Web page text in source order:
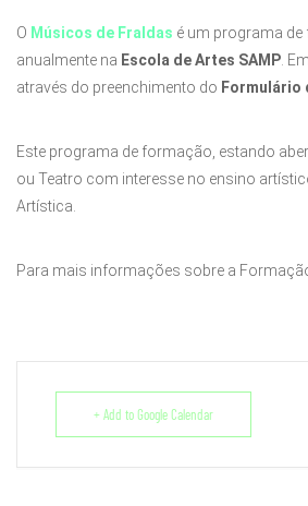
O Músicos de Fraldas é um programa
anualmente na Escola de Artes SAMP.
através do preenchimento do Formulário
Este programa de formação, estando
ou Teatro com interesse no ensino
Artística.
Para mais informações sobre a
+ Add to Google Calendar